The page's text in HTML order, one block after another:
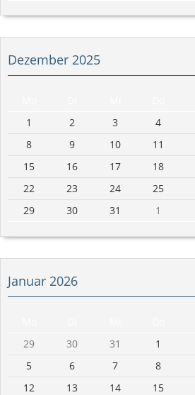
Dezember 2025
1
2 3 4
8
9 10 11
15
16 17 18
22
23 24 25
29
30 31 1
Januar 2026
29
30 31 1
5
6 7 8
12
13 14 15